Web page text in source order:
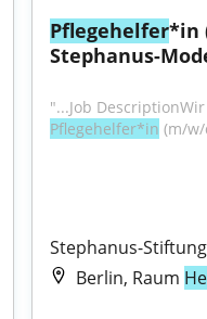
Pflegehelfer*in
Stephanus-
Pflegehelfer*in (m/
Stephanus-Stiftung
Berlin, Raum